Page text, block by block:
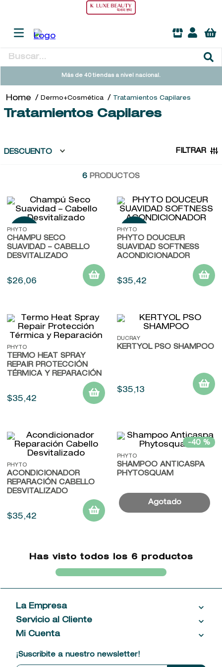
Buscar...
Más de 40 tiendas a nivel nacional.
Dermo+Cosmética Tratamientos Capilares
Tratamientos Capilares
DESCUENTO FILTRAR
6 PRODUCTOS
PHYTO
CHAMPÚ SECO
SUAVIDAD – CABELLO
DESVITALIZADO
$26,06
PHYTO
PHYTO DOUCEUR
SUAVIDAD SOFTNESS
ACONDICIONADOR
$35,42
PHYTO
TERMO HEAT SPRAY
REPAIR PROTECCIÓN
TÉRMICA Y REPARACIÓN
$35,42
DUCRAY
KERTYOL PSO SHAMPOO
$35,13
PHYTO
ACONDICIONADOR
REPARACIÓN CABELLO
DESVITALIZADO
$35,42
-40 %
PHYTO
SHAMPOO ANTICASPA
PHYTOSQUAM
Has visto todos los 6 productos
La Empresa
Acerca de las Fragancias
Ventas al por mayor
Política de entrega
Servicio al Cliente
Contáctanos
Mi Cuenta
¡Suscribite a nuestro newsletter!
TÉRMINOS MÁS BUSCADOS
2.
sol ipanema
7.
kool beauty serum
ysl
9.
john frieda
10. baylis